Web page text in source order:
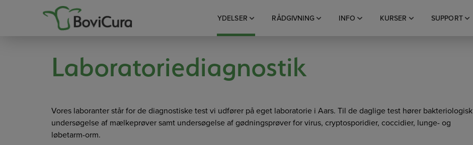
YDELSER RÅDGIVNING INFO KURSER SUPPORT
Laboratoriediagnostik
Vores laboranter står for de diagnostiske test vi udfører på eget laboratorie i Aars. Til de daglige test hører bakteriologisk
undersøgelse af mælkeprøver samt undersøgelse af gødningsprøver for virus, cryptosporidier, coccidier, lunge- og
løbetarm-orm.